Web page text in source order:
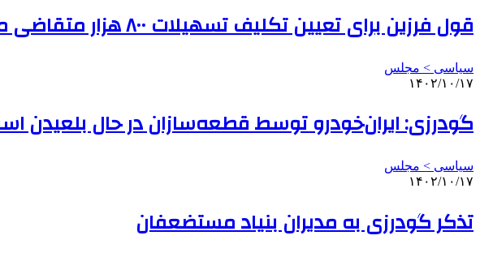
قول فرزین برای تعیین تکلیف تسهیلات ۸۰۰ هزار متقاضی مسکن
سیاسی > مجلس
۱۴۰۲/۱۰/۱۷
گودرزی: ایران‌خودرو توسط قطعه‌سازان در حال بلعیدن
سیاسی > مجلس
۱۴۰۲/۱۰/۱۷
تذکر گودرزی به مدیران بنیاد مستضعفان